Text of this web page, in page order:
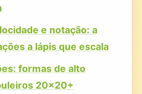
e notação: a
a lápis que escala
formas de alto
20x20+